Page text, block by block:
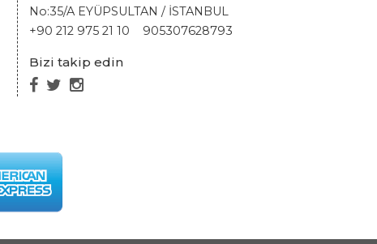
No:35/A EYÜPSULTAN / İSTANBUL
+90 212 975 21 10
905307628793
Bizi takip edin